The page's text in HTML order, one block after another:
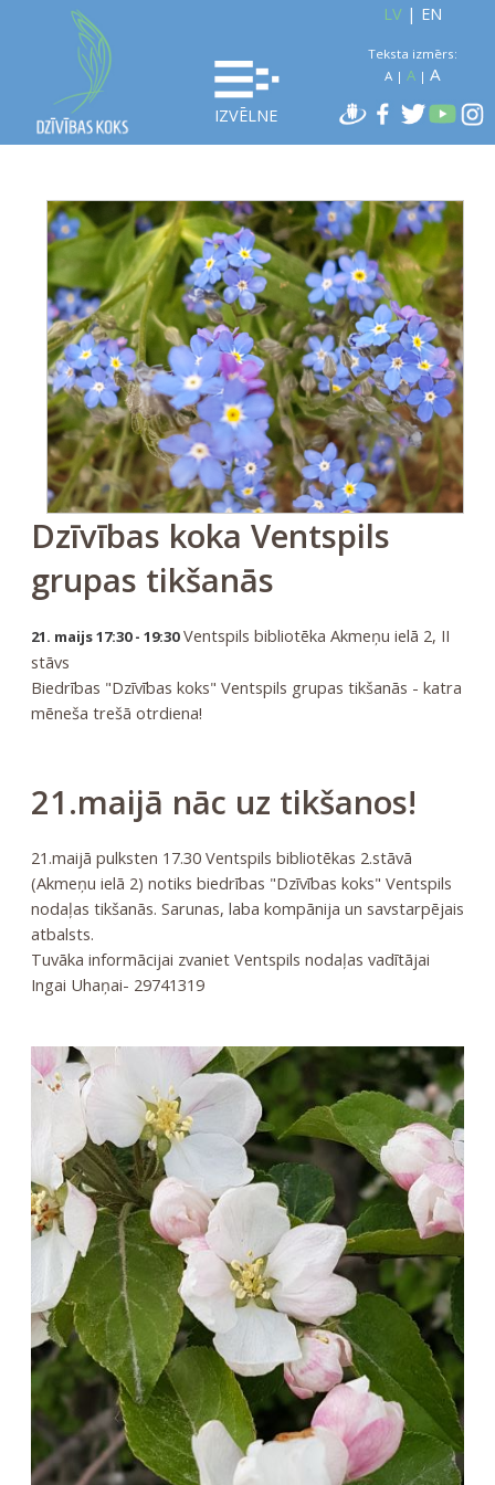
IZVĒLNE
LV| EN
Teksta izmērs:
A| A| A
Dzīvības koka Ventspils
grupas tikšanās
21. maijs 17:30 - 19:30Ventspils bibliotēka Akmeņu ielā 2, II
stāvs
Biedrības "Dzīvības koks" Ventspils grupas tikšanās - katra
mēneša trešā otrdiena!
21.maijā nāc uz tikšanos!
21.maijā pulksten 17.30 Ventspils bibliotēkas 2.stāvā
(Akmeņu ielā 2) notiks biedrības "Dzīvības koks" Ventspils
nodaļas tikšanās. Sarunas, laba kompānija un savstarpējais
atbalsts.
Tuvāka informācijai zvaniet Ventspils nodaļas vadītājai
Ingai Uhaņai- 29741319